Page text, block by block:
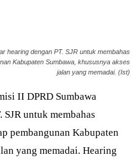
hearing dengan PT. SJR untuk membahas
Kabupaten Sumbawa, khususnya akses
jalan yang memadai. (Ist)
II DPRD Sumbawa
untuk membahas
pembangunan Kabupaten
yang memadai. Hearing